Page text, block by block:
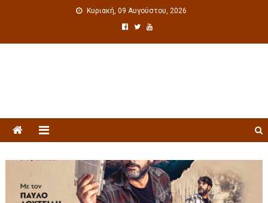
Κυριακή, 09 Αυγούστου, 2026